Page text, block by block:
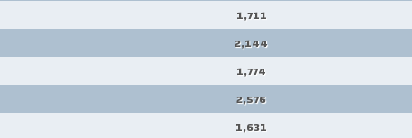
1,711
2,144
1,774
2,576
1,631